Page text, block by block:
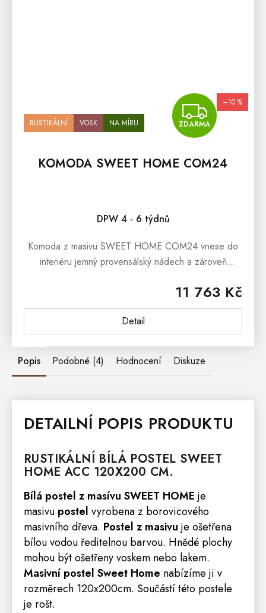
RUSTIKÁLNÍ VOSK NA MÍRU ZDARMA
–10 %
KOMODA SWEET HOME COM24
DPW 4 - 6 týdnů
11 763 Kč
Detail
Komoda z masivu SWEET HOME COM24 vnese do
interiéru jemný provensálský nádech a zároveň
barvy a dřevěné desky působí nadčasově a...
Popis Podobné (4) Hodnocení Diskuze
DETAILNÍ POPIS PRODUKTU
RUSTIKÁLNÍ BÍLÁ POSTEL SWEET
HOME ACC 120X200 CM.
Bílá postel z masívu SWEET HOME je
masivu postel vyrobena z borovicového
masivního dřeva. Postel z masivu je ošetřena
bílou vodou ředitelnou barvou. Hnědé plochy
mohou být ošetřeny voskem nebo lakem.
Masivní postel Sweet Home nabízíme ji v
rozměrech 120x200cm. Součástí této postele
je rošt.